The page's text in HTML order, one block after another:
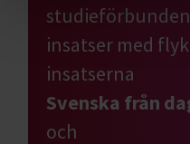
insatser med
insatserna
Svenska från
och